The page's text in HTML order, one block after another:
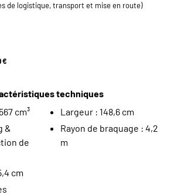
de logistique, transport et mise en route)
€
techniques
cm³
&
de
cm
Largeur : 148,6 cm
Rayon de braquage : 4,2
m